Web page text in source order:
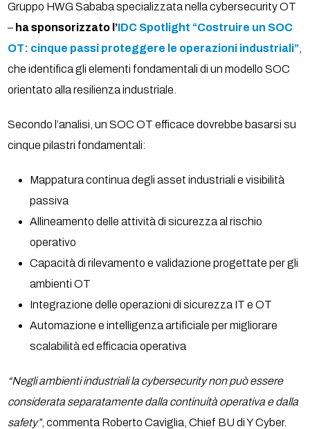
Gruppo HWG Sababa specializzata nella cybersecurity OT
– ha sponsorizzato l’IDC Spotlight “Costruire un SOC
OT: cinque passi proteggere le operazioni industriali”
che identifica gli elementi fondamentali di un modello SOC
orientato alla resilienza industriale.
Secondo l’analisi, un SOC OT efficace dovrebbe basarsi su
cinque pilastri fondamentali:
Mappatura continua degli asset industriali e visibilità
passiva
Allineamento delle attività di sicurezza al rischio
operativo
Capacità di rilevamento e validazione progettate per gli
ambienti OT
Integrazione delle operazioni di sicurezza IT e OT
Automazione e intelligenza artificiale per migliorare
scalabilità ed efficacia operativa
“Negli ambienti industriali la cybersecurity non può essere
considerata separatamente dalla continuità operativa e dalla
safety”, commenta Roberto Caviglia, Chief BU di Y Cyber.